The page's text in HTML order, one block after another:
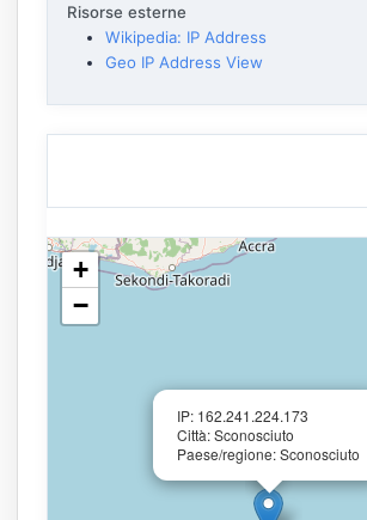
Risorse esterne
Wikipedia: IP Address
Geo IP Address View
IP: 162.241.224.173
Città: Sconosciuto
Paese/regione: Sconosciuto
+
−